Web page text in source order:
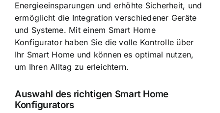
Energieeinsparungen und erhöhte Sicherheit, und
ermöglicht die Integration verschiedener Geräte
und Systeme. Mit einem Smart Home
Konfigurator haben Sie die volle Kontrolle über
Ihr Smart Home und können es optimal nutzen,
um Ihren Alltag zu erleichtern.
Auswahl des richtigen Smart Home
Konfigurators